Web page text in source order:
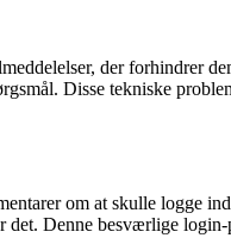
der forhindrer
Disse tekniske
om at skulle logge
Denne besværlige